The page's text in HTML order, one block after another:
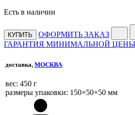
Есть в наличии
КУПИТЬ
ОФОРМИТЬ ЗАКАЗ
ГАРАНТИЯ МИНИМАЛЬНОЙ ЦЕНЫ
доставка, МОСКВА
веc: 450 г
размеры упаковки: 150×50×50 мм